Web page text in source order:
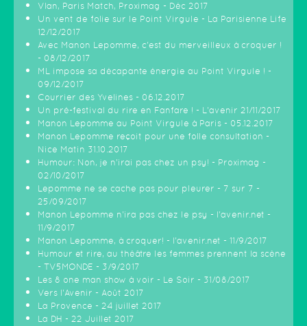
Vlan, Paris Match, Proximag - Déc 2017
Un vent de folie sur le Point Virgule - La Parisienne Life
12/12/2017
Avec Manon Lepomme, c'est du merveilleux à croquer !
- 08/12/2017
ML impose sa décapante énergie au Point Virgule ! -
09/12/2017
Courrier des Yvelines - 06.12.2017
Un pré-festival du rire en Fanfare ! - L'avenir 21/11/2017
Manon Lepomme au Point Virgule à Paris - 05.12.2017
Manon Lepomme reçoit pour une folle consultation -
Nice Matin 31.10.2017
Humour: Non, je n’irai pas chez un psy! - Proximag -
02/10/2017
Lepomme ne se cache pas pour pleurer - 7 sur 7 -
25/09/2017
Manon Lepomme n'ira pas chez le psy - l'avenir.net -
11/9/2017
Manon Lepomme, à croquer! - l'avenir.net - 11/9/2017
Humour et rire, au théâtre les femmes prennent la scène
- TV5MONDE - 3/9/2017
Les 8 one man show à voir - Le Soir - 31/08/2017
Vers l'Avenir - Août 2017
La Provence - 24 juillet 2017
La DH - 22 Juillet 2017